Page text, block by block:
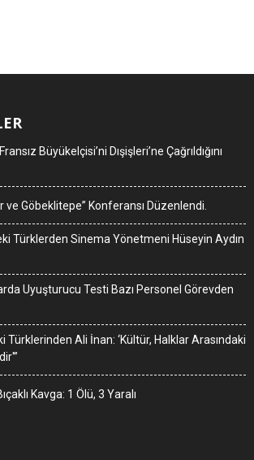
Büyükelçisi’ni Dışişleri’ne Çağrıldığını
ve Göbeklitepe” Konferansı Düzenlendi.
Türklerden Sinema Yönetmeni Hüseyin Aydın
Uyuşturucu Testi Bazı Personel Görevden
Türklerinden Ali İnan: ‘Kültür, Halklar Arasındaki
Kavga: 1 Ölü, 3 Yaralı